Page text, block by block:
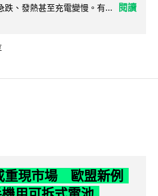
、發熱甚至充電變慢。有...
閱讀
重現市場 歐盟新例